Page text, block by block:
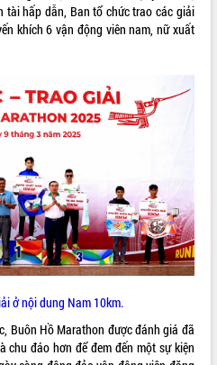
tài hấp dẫn, Ban tổ chức trao các giải
khích 6 vận động viên nam, nữ xuất
ở nội dung Nam 10km.
Buôn Hồ Marathon được đánh giá đã
chu đáo hơn để đem đến một sự kiện